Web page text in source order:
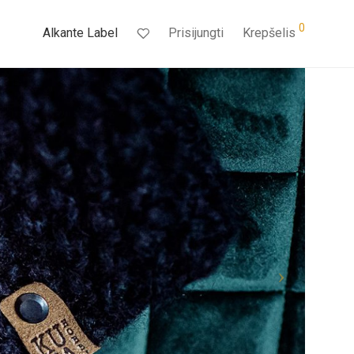
Alkante Label Prisijungti Krepšelis 0